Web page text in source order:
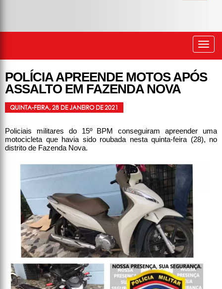
POLÍCIA APREENDE MOTOS APÓS
ASSALTO EM FAZENDA NOVA
QUINTA-FEIRA, 28 DE JANEIRO DE 2021
Policiais militares do 15º BPM conseguiram apreender uma
motocicleta que havia sido roubada nesta quinta-feira (28), no
distrito de Fazenda Nova.